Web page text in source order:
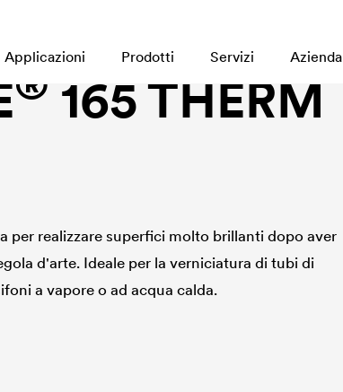
Applicazioni Prodotti Servizi Azienda
Solvend-based
® 165 THERM
per realizzare superfici molto brillanti dopo aver
d'arte. Ideale per la verniciatura di tubi di
a vapore o ad acqua calda.